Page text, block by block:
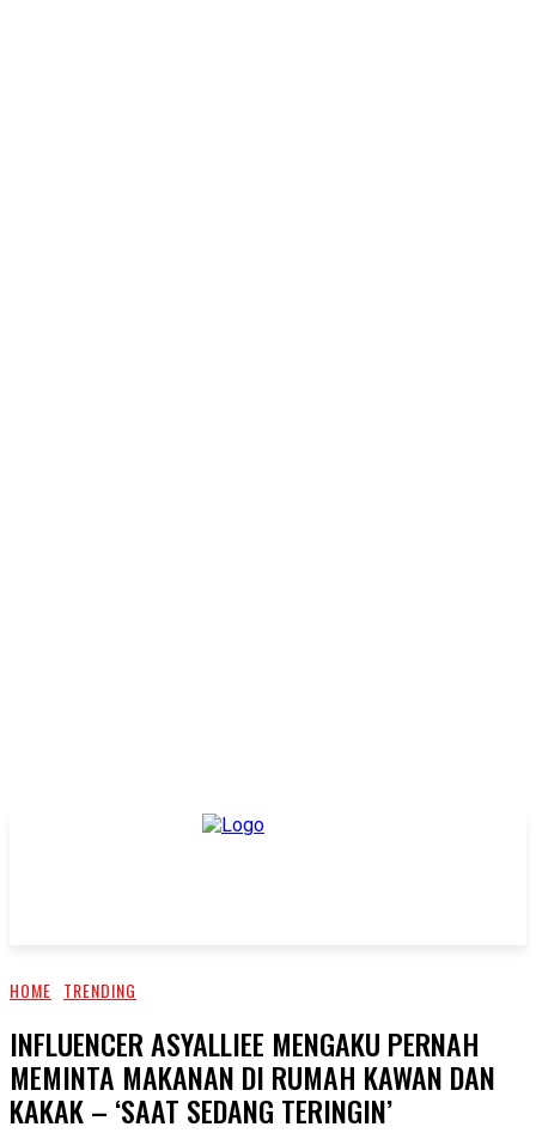
HOME TRENDING
INFLUENCER ASYALLIEE MENGAKU PERNAH
MEMINTA MAKANAN DI RUMAH KAWAN DAN
KAKAK – ‘SAAT SEDANG TERINGIN’